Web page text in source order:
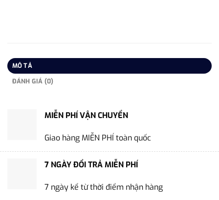
MÔ TẢ
ĐÁNH GIÁ (0)
MIỄN PHÍ VẬN CHUYỂN
Giao hàng MIỄN PHÍ toàn quốc
7 NGÀY ĐỔI TRẢ MIỄN PHÍ
7 ngày kể từ thời điểm nhận hàng